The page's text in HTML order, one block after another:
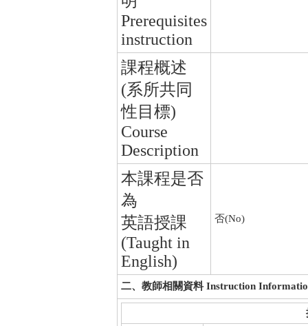
Prerequisites
instruction
課程概述
(系所共同
性目標)
Course
Description
本課程是否
為
英語授課
(Taught in
English)
否(No)
二、教師相關資料 Instruction